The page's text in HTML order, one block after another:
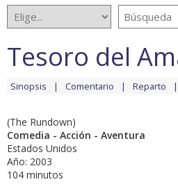
Tesoro del
Sinopsis Comentario Reparto
(The Rundown)
Comedia - Acción - Aventura
Estados Unidos
Año: 2003
104 minutos